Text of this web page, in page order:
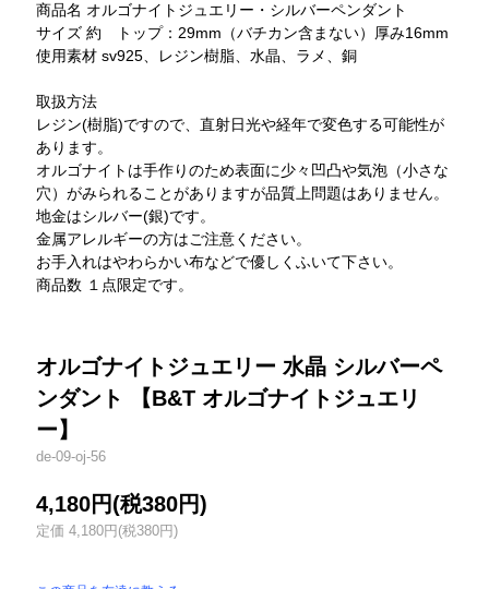
商品名 オルゴナイトジュエリー・シルバーペンダント
サイズ 約 トップ：29mm（バチカン含まない）厚み16mm
使用素材 sv925、レジン樹脂、水晶、ラメ、銅
取扱方法
レジン(樹脂)ですので、直射日光や経年で変色する可能性が
あります。
オルゴナイトは手作りのため表面に少々凹凸や気泡（小さな
穴）がみられることがありますが品質上問題はありません。
地金はシルバー(銀)です。
金属アレルギーの方はご注意ください。
お手入れはやわらかい布などで優しくふいて下さい。
商品数 １点限定です。
オルゴナイトジュエリー 水晶 シルバーペ
ンダント 【B&T オルゴナイトジュエリ
ー】
de-09-oj-56
4,180円(税380円)
定価 4,180円(税380円)